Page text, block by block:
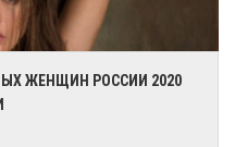
ЖЕНЩИН РОССИИ 2020